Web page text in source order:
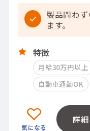
製品問わ
ます。
特徴
月給30万円以上
自動車通勤OK
詳